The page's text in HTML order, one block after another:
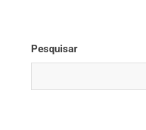
Pesquisar